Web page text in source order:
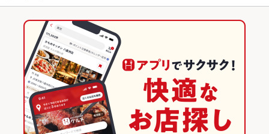
恵比寿駅 × 居酒屋
恵比寿駅 × 和風
ダイニングバー・バル
和風・創作
恵比寿・中目黒・代官山・広尾 × ダイニングバー・バル
恵比寿 × ダイニングバー・バル
恵比寿 × 和風・創作
東京 × 居酒屋
東京 × 和風
中目黒駅
ステーキ 炭火焼 デザート
東京のグルメランキング
東京の居酒屋ランキング
恵比寿・中目黒・代官山・広尾のグルメランキング
恵比寿・中目黒・代官山・広尾の居酒屋ランキング
恵比寿のグルメランキング